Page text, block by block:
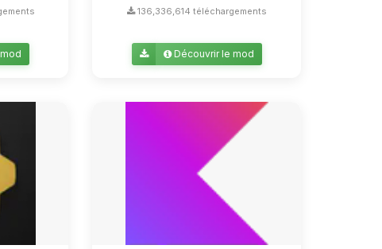
136,336,614 téléchargements
Découvrir le mod